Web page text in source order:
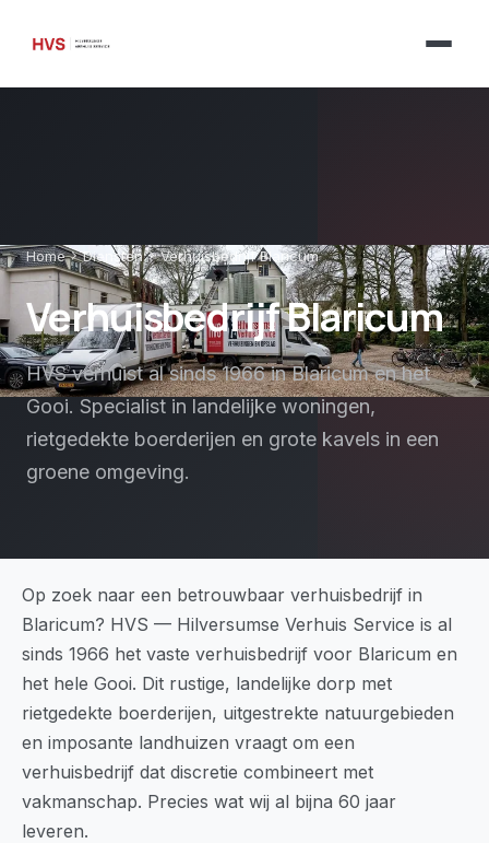
Homechevron_rightDienstenchevron_rightVerhuisbedrijf Blaricum
Verhuisbedrijf Blaricum
HVS verhuist al sinds 1966 in Blaricum en het
Gooi. Specialist in landelijke woningen,
rietgedekte boerderijen en grote kavels in een
groene omgeving.
Op zoek naar een betrouwbaar verhuisbedrijf in
Blaricum? HVS — Hilversumse Verhuis Service is al
sinds 1966 het vaste verhuisbedrijf voor Blaricum en
het hele Gooi. Dit rustige, landelijke dorp met
rietgedekte boerderijen, uitgestrekte natuurgebieden
en imposante landhuizen vraagt om een
verhuisbedrijf dat discretie combineert met
vakmanschap. Precies wat wij al bijna 60 jaar
leveren.